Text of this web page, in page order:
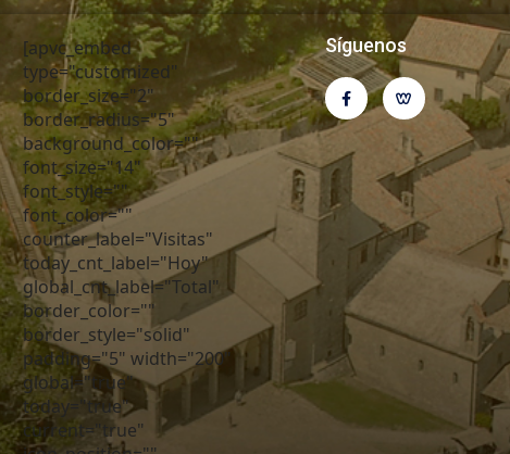
[apvc_embed
type="customized"
border_size="2"
border_radius="5"
background_color=""
font_size="14"
font_style=""
font_color=""
counter_label="Visitas"
today_cnt_label="Hoy"
global_cnt_label="Total"
border_color=""
border_style="solid"
padding="5" width="200"
global="true"
today="true"
current="true"
Síguenos